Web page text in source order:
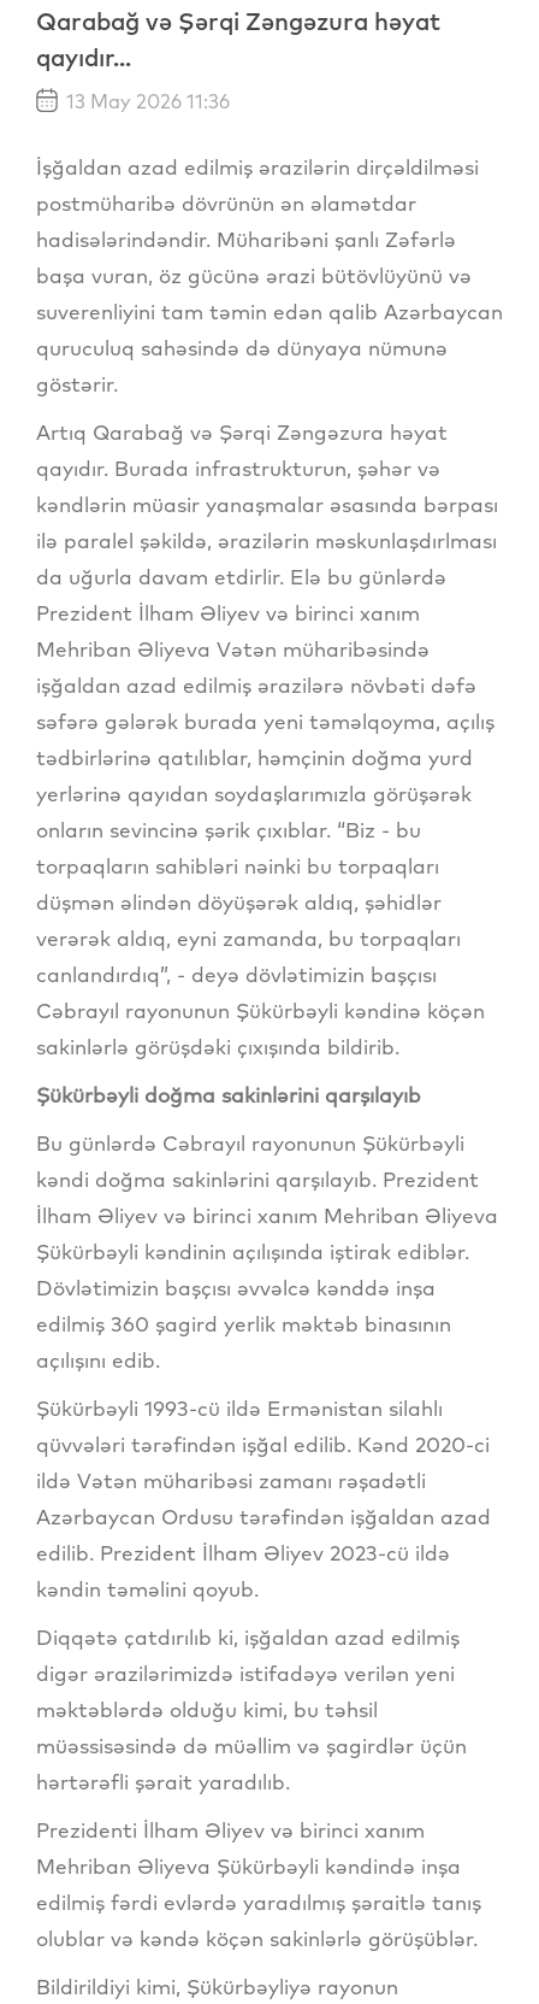
Qarabağ və Şərqi Zəngəzura həyat
qayıdır...
13 May 2026 11:36
İşğaldan azad edilmiş ərazilərin dirçəldilməsi
postmüharibə dövrünün ən əlamətdar
hadisələrindəndir. Müharibəni şanlı Zəfərlə
başa vuran, öz gücünə ərazi bütövlüyünü və
suverenliyini tam təmin edən qalib Azərbaycan
quruculuq sahəsində də dünyaya nümunə
göstərir.
Artıq Qarabağ və Şərqi Zəngəzura həyat
qayıdır. Burada infrastrukturun, şəhər və
kəndlərin müasir yanaşmalar əsasında bərpası
ilə paralel şəkildə, ərazilərin məskunlaşdırlması
da uğurla davam etdirlir. Elə bu günlərdə
Prezident İlham Əliyev və birinci xanım
Mehriban Əliyeva Vətən müharibəsində
işğaldan azad edilmiş ərazilərə növbəti dəfə
səfərə gələrək burada yeni təməlqoyma, açılış
tədbirlərinə qatılıblar, həmçinin doğma yurd
yerlərinə qayıdan soydaşlarımızla görüşərək
onların sevincinə şərik çıxıblar. “Biz - bu
torpaqların sahibləri nəinki bu torpaqları
düşmən əlindən döyüşərək aldıq, şəhidlər
verərək aldıq, eyni zamanda, bu torpaqları
canlandırdıq”, - deyə dövlətimizin başçısı
Cəbrayıl rayonunun Şükürbəyli kəndinə köçən
sakinlərlə görüşdəki çıxışında bildirib.
Şükürbəyli doğma sakinlərini qarşılayıb
Bu günlərdə Cəbrayıl rayonunun Şükürbəyli
kəndi doğma sakinlərini qarşılayıb. Prezident
İlham Əliyev və birinci xanım Mehriban Əliyeva
Şükürbəyli kəndinin açılışında iştirak ediblər.
Dövlətimizin başçısı əvvəlcə kənddə inşa
edilmiş 360 şagird yerlik məktəb binasının
açılışını edib.
Şükürbəyli 1993-cü ildə Ermənistan silahlı
qüvvələri tərəfindən işğal edilib. Kənd 2020-ci
ildə Vətən müharibəsi zamanı rəşadətli
Azərbaycan Ordusu tərəfindən işğaldan azad
edilib. Prezident İlham Əliyev 2023-cü ildə
kəndin təməlini qoyub.
Diqqətə çatdırılıb ki, işğaldan azad edilmiş
digər ərazilərimizdə istifadəyə verilən yeni
məktəblərdə olduğu kimi, bu təhsil
müəssisəsində də müəllim və şagirdlər üçün
hərtərəfli şərait yaradılıb.
Prezidenti İlham Əliyev və birinci xanım
Mehriban Əliyeva Şükürbəyli kəndində inşa
edilmiş fərdi evlərdə yaradılmış şəraitlə tanış
olublar və kəndə köçən sakinlərlə görüşüblər.
Bildirildiyi kimi, Şükürbəyliyə rayonun